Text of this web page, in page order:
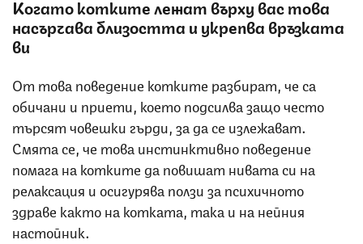
Когато котките лежат върху вас това
насърчава близостта и укрепва връзката
ви
От това поведение котките разбират, че са
обичани и приети, което подсилва защо често
търсят човешки гърди, за да се излежават.
Смята се, че това инстинктивно поведение
помага на котките да повишат нивата си на
релаксация и осигурява ползи за психичното
здраве както на котката, така и на нейния
настойник.